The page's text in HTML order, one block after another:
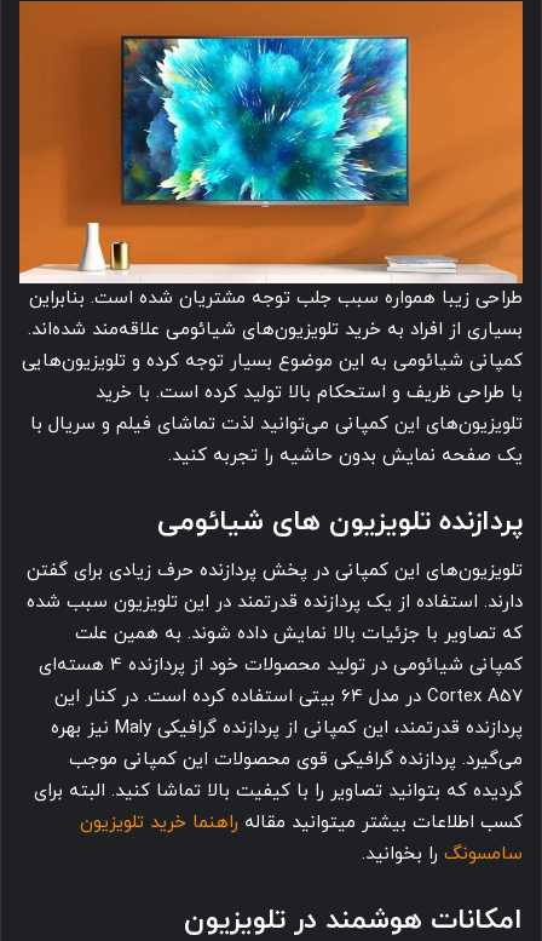
طراحی زیبا همواره سبب جلب توجه مشتریان شده است. بنابراین
بسیاری از افراد به خرید تلویزیون‌های شیائومی علاقه‌مند شده‌اند.
کمپانی شیائومی به این موضوع بسیار توجه کرده و تلویزیون‌هایی
با طراحی ظریف و استحکام بالا تولید کرده است. با خرید
تلویزیون‌های این کمپانی می‌توانید لذت تماشای فیلم و سریال با
یک صفحه نمایش بدون حاشیه را تجربه کنید.
پردازنده تلویزیون های شیائومی
تلویزیون‌های این کمپانی در پخش پردازنده حرف زیادی برای گفتن
دارند. استفاده از یک پردازنده قدرتمند در این تلویزیون سبب شده
که تصاویر با جزئیات بالا نمایش داده شوند. به همین علت
کمپانی شیائومی در تولید محصولات خود از پردازنده 4 هسته‌ای
Cortex A57 در مدل 64 بیتی استفاده کرده است. در کنار این
پردازنده قدرتمند، این کمپانی از پردازنده گرافیکی Maly نیز بهره
می‌گیرد. پردازنده گرافیکی قوی محصولات این کمپانی موجب
گردیده که بتوانید تصاویر را با کیفیت بالا تماشا کنید. البته برای
کسب اطلاعات بیشتر میتوانید مقاله راهنما خرید تلویزیون
سامسونگ را بخوانید.
امکانات هوشمند در تلویزیون